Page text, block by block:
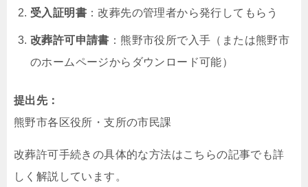
受入証明書 ：改葬先の管理者から発行してもらう
改葬許可申請書 ：熊野市役所で入手（または熊野市
のホームページからダウンロード可能）
提出先：
熊野市各区役所・支所の市民課
改葬許可手続きの具体的な方法はこちらの記事でも詳
しく解説しています。